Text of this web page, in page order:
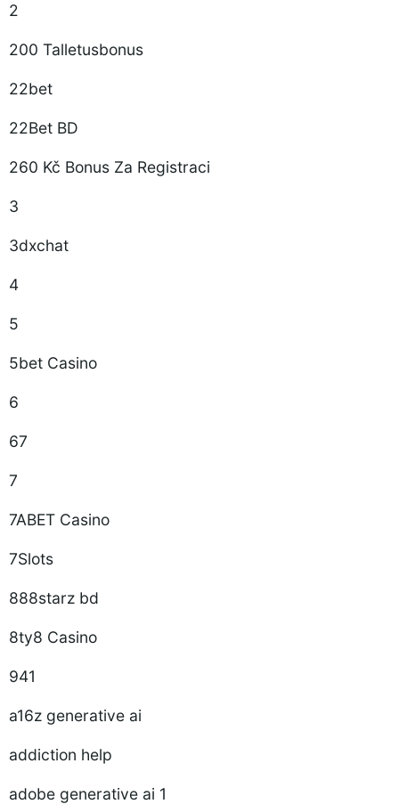
2
200 Talletusbonus
22bet
22Bet BD
260 Kč Bonus Za Registraci
3
3dxchat
4
5
5bet Casino
6
67
7
7ABET Casino
7Slots
888starz bd
8ty8 Casino
941
a16z generative ai
addiction help
adobe generative ai 1